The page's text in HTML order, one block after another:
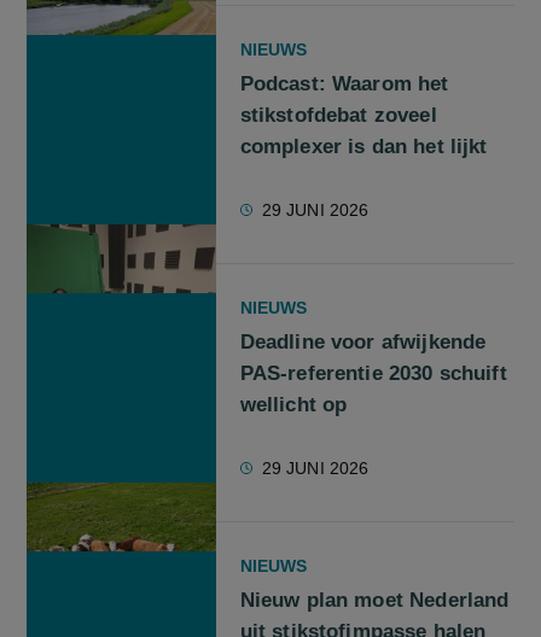
NIEUWS
Podcast: Waarom het
stikstofdebat zoveel
complexer is dan het lijkt
29 JUNI 2026
NIEUWS
Deadline voor afwijkende
PAS-referentie 2030 schuift
wellicht op
29 JUNI 2026
NIEUWS
Nieuw plan moet Nederland
uit stikstofimpasse halen